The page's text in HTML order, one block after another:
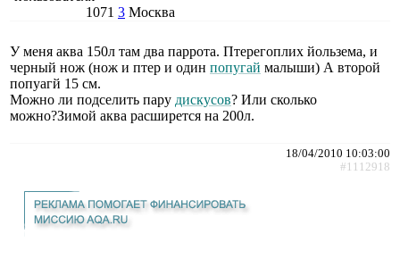
1071 3 Москва
У меня аква 150л там два паррота. Птерегоплих йользема, и
черный нож (нож и птер и один попугай малыши) А второй
попуагй 15 см.
Можно ли подселить пару дискусов? Или сколько
можно?Зимой аква расширется на 200л.
18/04/2010 10:03:00
#1112918